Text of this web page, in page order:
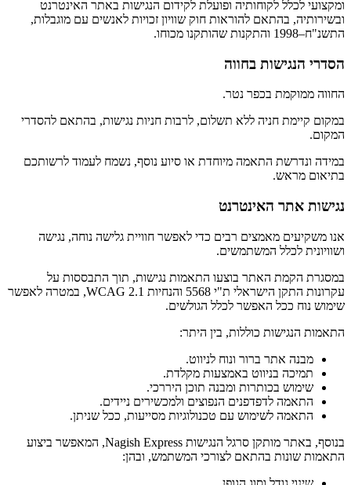
ומקצועי לכלל לקוחותיה ופועלת לקידום הנגישות באתר האינטרנט
ובשירותיה, בהתאם להוראות חוק שוויון זכויות לאנשים עם מוגבלות,
התשנ"ח–1998 והתקנות שהותקנו מכוחו.
הסדרי הנגישות בחווה
החווה ממוקמת בכפר נטר.
במקום קיימת חניה ללא תשלום, לרבות חניות נגישות, בהתאם להסדרי
המקום.
במידה ונדרשת התאמה מיוחדת או סיוע נוסף, נשמח לעמוד לרשותכם
בתיאום מראש.
נגישות אתר האינטרנט
אנו משקיעים מאמצים רבים כדי לאפשר חוויית גלישה נוחה, נגישה
ושוויונית לכלל המשתמשים.
במסגרת הקמת האתר בוצעו התאמות נגישות, תוך התבססות על
עקרונות התקן הישראלי ת"י 5568 והנחיות WCAG 2.1, במטרה לאפשר
שימוש נוח ככל האפשר לכלל הגולשים.
התאמות הנגישות כוללות, בין היתר:
מבנה אתר ברור ונוח לניווט.
תמיכה בניווט באמצעות מקלדת.
שימוש בכותרות ומבנה תוכן היררכי.
התאמה לדפדפנים הנפוצים ולמכשירים ניידים.
התאמה לשימוש עם טכנולוגיות מסייעות, ככל שניתן.
בנוסף, באתר מותקן סרגל הנגישות Nagish Express, המאפשר ביצוע
התאמות שונות בהתאם לצורכי המשתמש, ובהן: